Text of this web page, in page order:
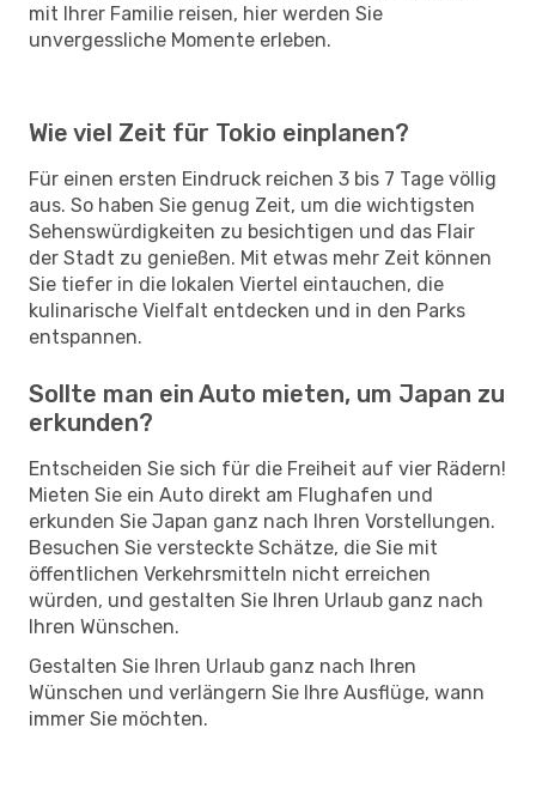
mit Ihrer Familie reisen, hier werden Sie
unvergessliche Momente erleben.
Wie viel Zeit für Tokio einplanen?
Für einen ersten Eindruck reichen 3 bis 7 Tage völlig
aus. So haben Sie genug Zeit, um die wichtigsten
Sehenswürdigkeiten zu besichtigen und das Flair
der Stadt zu genießen. Mit etwas mehr Zeit können
Sie tiefer in die lokalen Viertel eintauchen, die
kulinarische Vielfalt entdecken und in den Parks
entspannen.
Sollte man ein Auto mieten, um Japan zu
erkunden?
Entscheiden Sie sich für die Freiheit auf vier Rädern!
Mieten Sie ein Auto direkt am Flughafen und
erkunden Sie Japan ganz nach Ihren Vorstellungen.
Besuchen Sie versteckte Schätze, die Sie mit
öffentlichen Verkehrsmitteln nicht erreichen
würden, und gestalten Sie Ihren Urlaub ganz nach
Ihren Wünschen.
Gestalten Sie Ihren Urlaub ganz nach Ihren
Wünschen und verlängern Sie Ihre Ausflüge, wann
immer Sie möchten.